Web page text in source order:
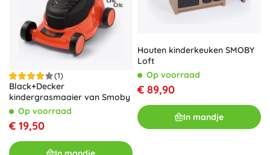
(1)
Black+Decker
kindergrasmaaier van Smoby
Op voorraad
€ 19,50
Houten kinderkeuken SMOBY
Loft
Op voorraad
€ 89,90
In mandje